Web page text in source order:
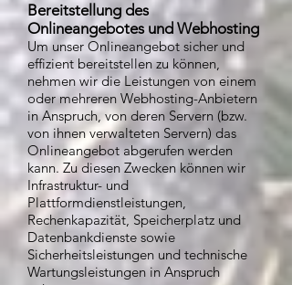
Bereitstellung des
Onlineangebotes und Webhosting
Um unser Onlineangebot sicher und
effizient bereitstellen zu können,
nehmen wir die Leistungen von einem
oder mehreren Webhosting-Anbietern
in Anspruch, von deren Servern (bzw.
von ihnen verwalteten Servern) das
Onlineangebot abgerufen werden
kann. Zu diesen Zwecken können wir
Infrastruktur- und
Plattformdienstleistungen,
Rechenkapazität, Speicherplatz und
Datenbankdienste sowie
Sicherheitsleistungen und technische
Wartungsleistungen in Anspruch